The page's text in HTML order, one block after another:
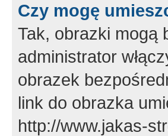
Czy mogę
Tak, obrazki mogą
administrator
obrazek
link do obrazka
http://www.jakas-